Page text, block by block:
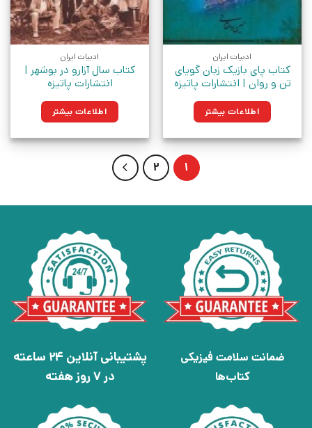
ادبیات ایران
کتاب پای بازیک زبان گویای
تن و روان | انتشارات پاتیزه
اطلاعات بیشتر
ادبیات ایران
کتاب سال آزارو در بوشهر |
انتشارات پاتیزه
اطلاعات بیشتر
1
2
ضمانت سلامت فیزیکی
کتاب‌ها
پشتیبانی آنلاین 24 ساعته
در 7 روز هفته